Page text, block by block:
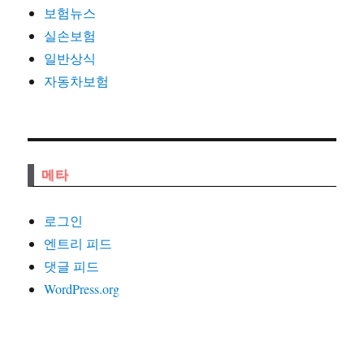
보험뉴스
실손보험
일반상식
자동차보험
메타
로그인
엔트리 피드
댓글 피드
WordPress.org